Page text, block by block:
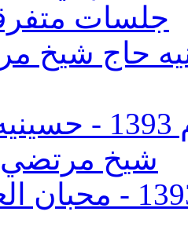
جلسات متفرقه
دوم 93 - حسينيه حاج
جلسات دهه اول محرم
شيخ مرتضي
جلسات دهه اول محرم الحرام